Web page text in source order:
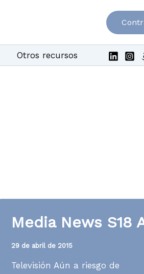
Otros recursos
Media News S18
29 de abril de 2015
Televisión Aún a riesgo de